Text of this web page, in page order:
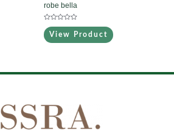
robe bella
Note
0
surView Product